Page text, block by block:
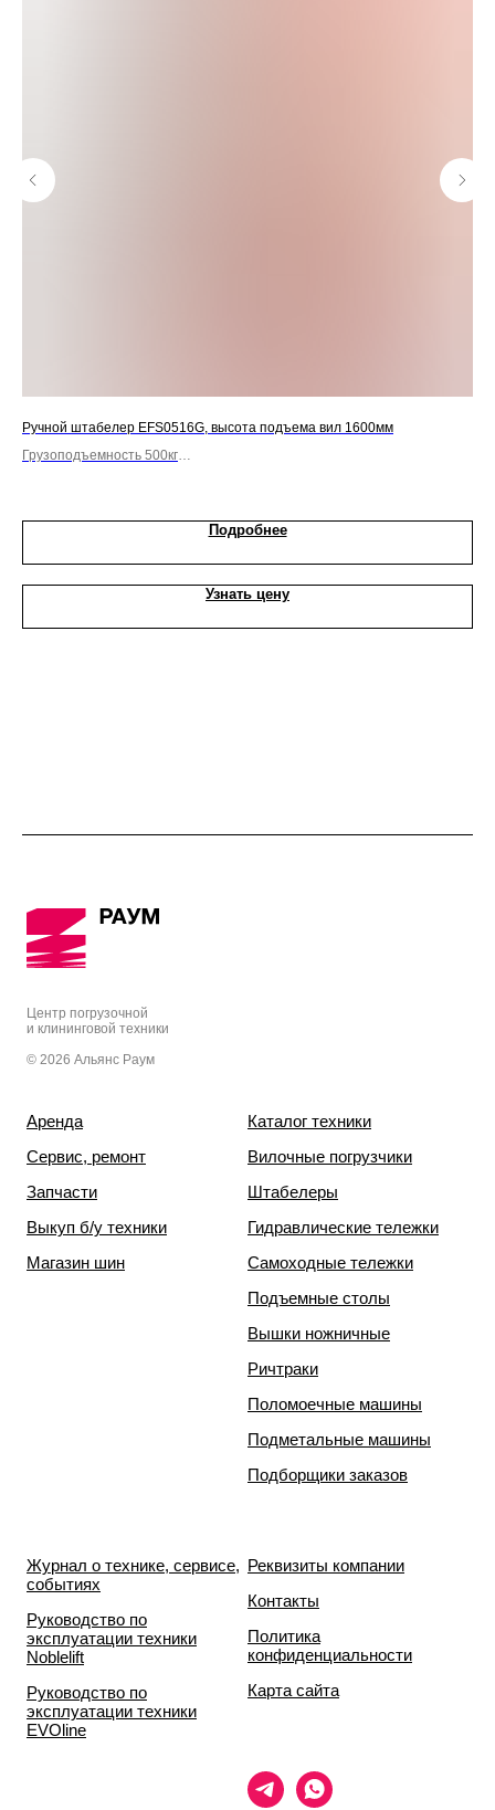
Ручной штабелер EFS0516G, высота подъема вил 1600мм
Грузоподъемность 500кг
Подробнее
Узнать цену
Центр погрузочной
и клининговой техники
© 2026 Альянс Раум
Аренда
Сервис, ремонт
Запчасти
Выкуп б/у техники
Магазин шин
Каталог техники
Вилочные погрузчики
Штабелеры
Гидравлические тележки
Самоходные тележки
Подъемные столы
Вышки ножничные
Ричтраки
Поломоечные машины
Подметальные машины
Подборщики заказов
Журнал о технике, сервисе,
событиях
Руководство по
эксплуатации техники
Noblelift
Руководство по
эксплуатации техники
EVOline
Реквизиты компании
Контакты
Политика
конфиденциальности
Карта сайта